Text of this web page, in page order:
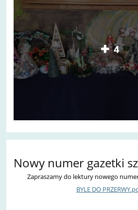
4
Nowy numer gazetki
Zapraszamy do lektury nowego
BYLE DO